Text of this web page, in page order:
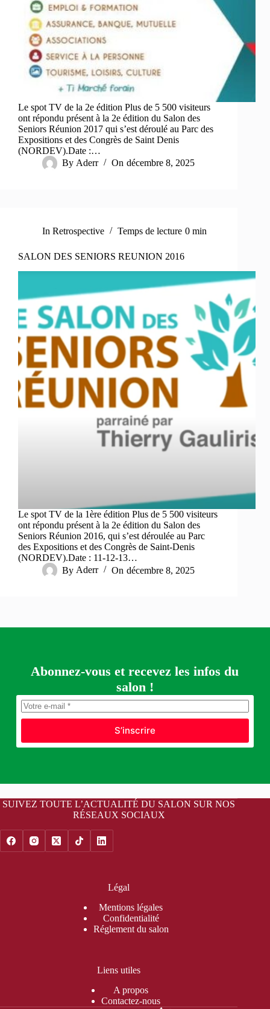
Le spot TV de la 2e édition Plus de 5 500 visiteurs
ont répondu présent à la 2e édition du Salon des
Seniors Réunion 2017 qui s’est déroulé au Parc des
Expositions et des Congrès de Saint Denis
(NORDEV).Date :…
By Aderr On décembre 8, 2025
In Retrospective Temps de lecture 0 min
SALON DES SENIORS REUNION 2016
Le spot TV de la 1ère édition Plus de 5 500 visiteurs
ont répondu présent à la 2e édition du Salon des
Seniors Réunion 2016, qui s’est déroulée au Parc
des Expositions et des Congrès de Saint-Denis
(NORDEV).Date : 11-12-13…
By Aderr On décembre 8, 2025
Abonnez-vous et recevez les infos du
salon !
S’inscrire
SUIVEZ TOUTE L’ACTUALITÉ DU SALON SUR NOS
RÉSEAUX SOCIAUX
Légal
Mentions légales
Confidentialité
Réglement du salon
Liens utiles
A propos
Contactez-nous